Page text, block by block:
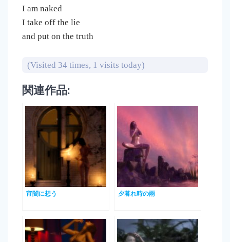
I am naked
I take off the lie
and put on the truth
(Visited 34 times, 1 visits today)
関連作品:
宵闇に想う 夕暮れ時の雨